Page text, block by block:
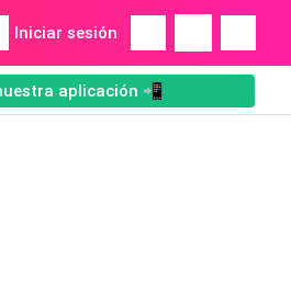
Iniciar sesión
aplicación 📲